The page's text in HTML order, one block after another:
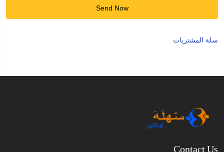
Send Now
سلة المشتريات